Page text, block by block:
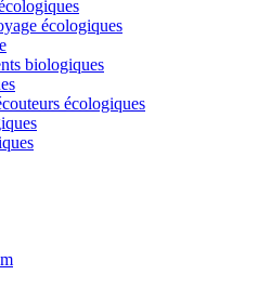
écologiques
biologiques
écologiques